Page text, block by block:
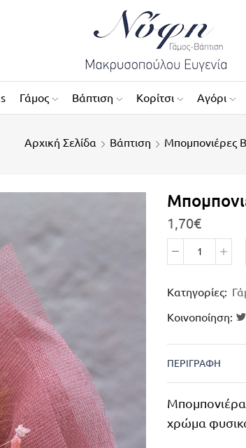
Γάμος Βάπτιση Κορίτσι Αγόρι
Αρχική Σελίδα Βάπτιση Μπομπονιέρες
1,70€
Κατηγορίες:
Κοινοποίηση:
ΠΕΡΙΓΡΑΦΉ
χρώμα